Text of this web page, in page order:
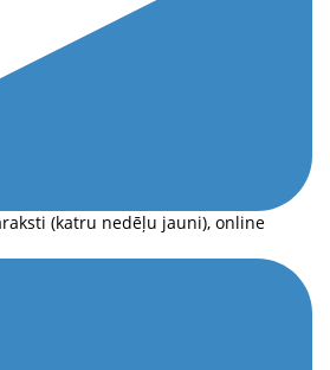
(katru nedēļu jauni), online